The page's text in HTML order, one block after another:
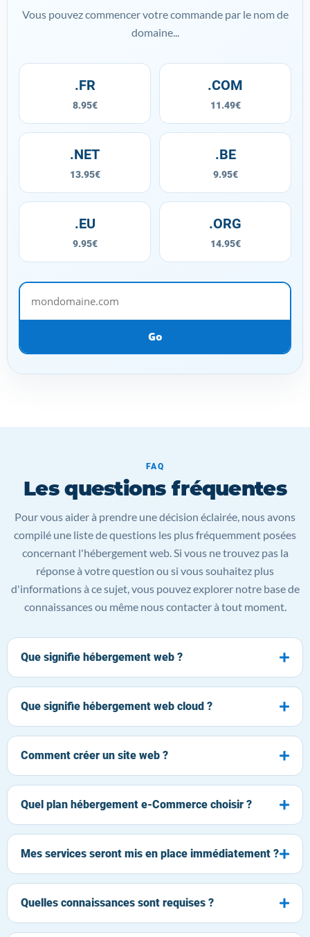
Vous pouvez commencer votre commande par le nom de
domaine...
.FR
8.95€
.COM
11.49€
.NET
13.95€
.BE
9.95€
.EU
9.95€
.ORG
14.95€
mondomaine.com
Go
FAQ
Les questions fréquentes
Pour vous aider à prendre une décision éclairée, nous avons
compilé une liste de questions les plus fréquemment posées
concernant l'hébergement web. Si vous ne trouvez pas la
réponse à votre question ou si vous souhaitez plus
d'informations à ce sujet, vous pouvez explorer notre base de
connaissances ou même nous contacter à tout moment.
Que signifie hébergement web ?
Que signifie hébergement web cloud ?
Comment créer un site web ?
Quel plan hébergement e-Commerce choisir ?
Mes services seront mis en place immédiatement ?
Quelles connaissances sont requises ?